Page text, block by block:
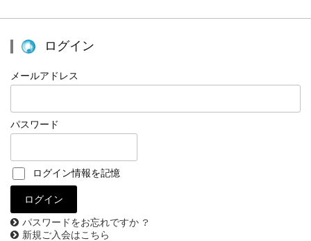
ログイン
メールアドレス
パスワード
ログイン情報を記憶
パスワードをお忘れですか ?
新規ご入会はこちら